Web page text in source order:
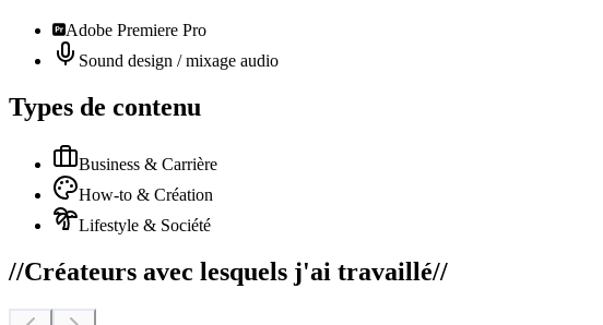
Adobe Premiere Pro
Sound design / mixage audio
Types de contenu
Business & Carrière
How-to & Création
Lifestyle & Société
//Créateurs avec lesquels j'ai travaillé//